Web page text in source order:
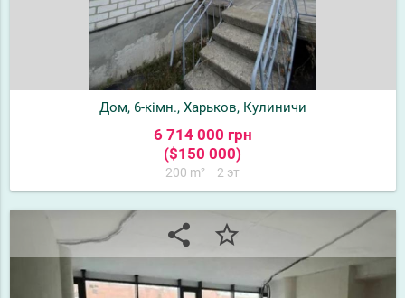
Дом, 6-кімн., Харьков, Кулиничи
6 714 000 грн
($150 000)
200 m² 2 эт
share star_border